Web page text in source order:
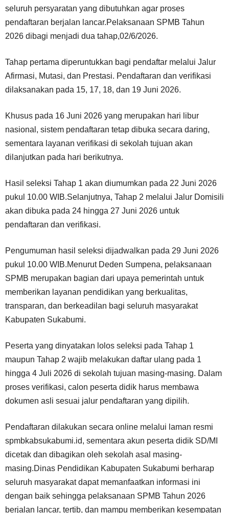
seluruh persyaratan yang dibutuhkan agar proses
pendaftaran berjalan lancar.Pelaksanaan SPMB Tahun
2026 dibagi menjadi dua tahap,02/6/2026.
Tahap pertama diperuntukkan bagi pendaftar melalui Jalur
Afirmasi, Mutasi, dan Prestasi. Pendaftaran dan verifikasi
dilaksanakan pada 15, 17, 18, dan 19 Juni 2026.
Khusus pada 16 Juni 2026 yang merupakan hari libur
nasional, sistem pendaftaran tetap dibuka secara daring,
sementara layanan verifikasi di sekolah tujuan akan
dilanjutkan pada hari berikutnya.
Hasil seleksi Tahap 1 akan diumumkan pada 22 Juni 2026
pukul 10.00 WIB.Selanjutnya, Tahap 2 melalui Jalur Domisili
akan dibuka pada 24 hingga 27 Juni 2026 untuk
pendaftaran dan verifikasi.
Pengumuman hasil seleksi dijadwalkan pada 29 Juni 2026
pukul 10.00 WIB.Menurut Deden Sumpena, pelaksanaan
SPMB merupakan bagian dari upaya pemerintah untuk
memberikan layanan pendidikan yang berkualitas,
transparan, dan berkeadilan bagi seluruh masyarakat
Kabupaten Sukabumi.
Peserta yang dinyatakan lolos seleksi pada Tahap 1
maupun Tahap 2 wajib melakukan daftar ulang pada 1
hingga 4 Juli 2026 di sekolah tujuan masing-masing. Dalam
proses verifikasi, calon peserta didik harus membawa
dokumen asli sesuai jalur pendaftaran yang dipilih.
Pendaftaran dilakukan secara online melalui laman resmi
spmbkabsukabumi.id, sementara akun peserta didik SD/MI
dicetak dan dibagikan oleh sekolah asal masing-
masing.Dinas Pendidikan Kabupaten Sukabumi berharap
seluruh masyarakat dapat memanfaatkan informasi ini
dengan baik sehingga pelaksanaan SPMB Tahun 2026
berjalan lancar, tertib, dan mampu memberikan kesempatan